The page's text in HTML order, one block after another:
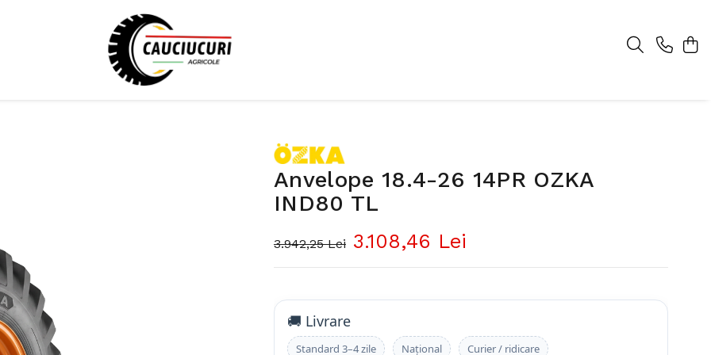
Anvelope 18.4-26 14PR OZKA
IND80 TL
3.942,25 Lei 3.108,46 Lei
🚚 Livrare
Standard 3–4 zile Național Curier / ridicare